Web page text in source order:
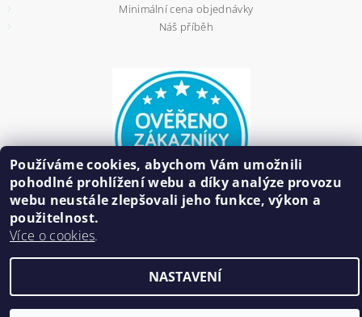
Minimální cena objednávky
Náš příběh
2026 ©HAIR BIŽUTERIE, všechna práva vyhrazena
Vytvořil Shoptet
Používáme cookies, abychom Vám umožnili
pohodlné prohlížení webu a díky analýze provozu
webu neustále zlepšovali jeho funkce, výkon a
použitelnost.
Více o cookies.
NASTAVENÍ